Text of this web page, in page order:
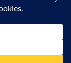
(C) 2026